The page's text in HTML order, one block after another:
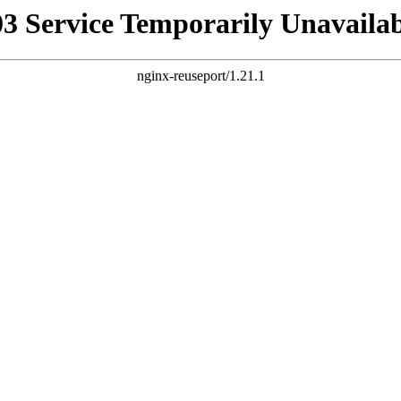
Service Temporarily
nginx-reuseport/1.21.1